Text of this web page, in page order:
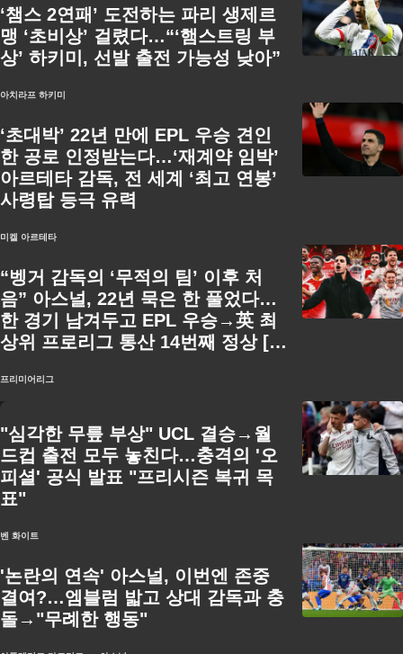
‘챔스 2연패’ 도전하는 파리 생제르
맹 ‘초비상’ 걸렸다…“‘햄스트링 부
상’ 하키미, 선발 출전 가능성 낮아”
아치라프 하키미
‘초대박’ 22년 만에 EPL 우승 견인
한 공로 인정받는다…‘재계약 임박’
아르테타 감독, 전 세계 ‘최고 연봉’
사령탑 등극 유력
미켈 아르테타
“벵거 감독의 ‘무적의 팀’ 이후 처
음” 아스널, 22년 묵은 한 풀었다…
한 경기 남겨두고 EPL 우승→英 최
상위 프로리그 통산 14번째 정상 [오
프리미어리그
"심각한 무릎 부상" UCL 결승→월
드컵 출전 모두 놓친다…충격의 '오
피셜' 공식 발표 "프리시즌 복귀 목
표"
벤 화이트
'논란의 연속' 아스널, 이번엔 존중
결여?…엠블럼 밟고 상대 감독과 충
돌→"무례한 행동"